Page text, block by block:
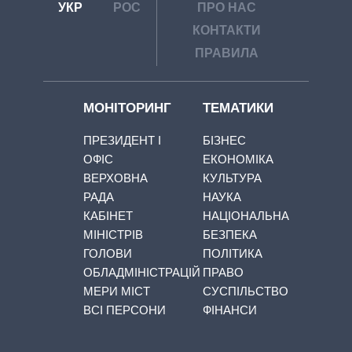
УКР РОС
ПРО НАС
КОНТАКТИ
ПРАВИЛА
МОНІТОРИНГ
ПРЕЗИДЕНТ І
ОФІС
ВЕРХОВНА
РАДА
КАБІНЕТ
МІНІСТРІВ
ГОЛОВИ
ОБЛАДМІНІСТРАЦІЙ
МЕРИ МІСТ
ВСІ ПЕРСОНИ
ТЕМАТИКИ
БІЗНЕС
ЕКОНОМІКА
КУЛЬТУРА
НАУКА
НАЦІОНАЛЬНА
БЕЗПЕКА
ПОЛІТИКА
ПРАВО
СУСПІЛЬСТВО
ФІНАНСИ